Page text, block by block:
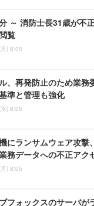
～ 消防士長31歳が不
覧
) 8:05
、再発防止のため業務
準と管理も強化
) 8:05
にランサムウェア攻撃
務データへの不正アク
) 8:05
フォックスのサーバが